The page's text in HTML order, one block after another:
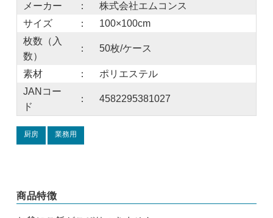
メーカー
：
株式会社エムコンス
サイズ
：
100×100cm
枚数（入
数）
： 50枚/ケース
素材 ：
ポリエステル
JANコー
ド
： 4582295381027
厨房 業務用
商品特徴